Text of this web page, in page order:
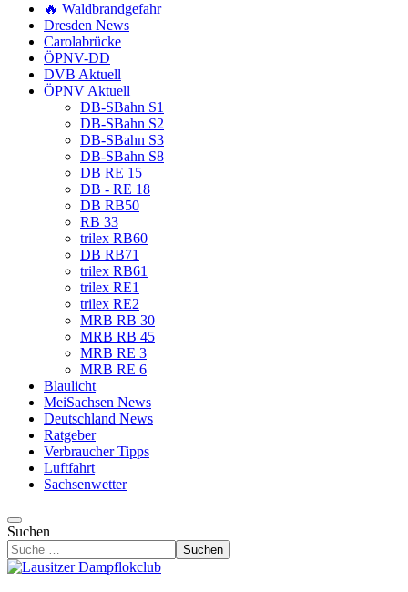
🔥 Waldbrandgefahr
Dresden News
Carolabrücke
ÖPNV-DD
DVB Aktuell
ÖPNV Aktuell
DB-SBahn S1
DB-SBahn S2
DB-SBahn S3
DB-SBahn S8
DB RE 15
DB - RE 18
DB RB50
RB 33
trilex RB60
DB RB71
trilex RB61
trilex RE1
trilex RE2
MRB RB 30
MRB RB 45
MRB RE 3
MRB RE 6
Blaulicht
MeiSachsen News
Deutschland News
Ratgeber
Verbraucher Tipps
Luftfahrt
Sachsenwetter
Suchen
Suchen